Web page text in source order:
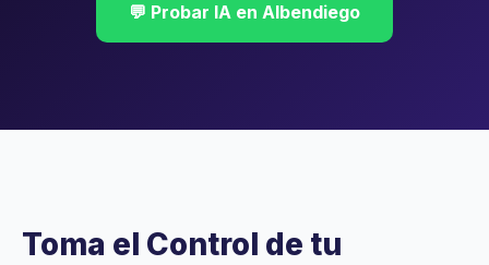
💬 Probar IA en Albendiego
Toma el Control de tu